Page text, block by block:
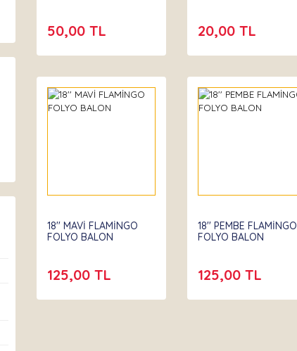
50,00 TL 20,00 TL
18'' MAVİ FLAMİNGO
FOLYO BALON
125,00 TL
18'' PEMBE FLAMİNGO
FOLYO BALON
125,00 TL